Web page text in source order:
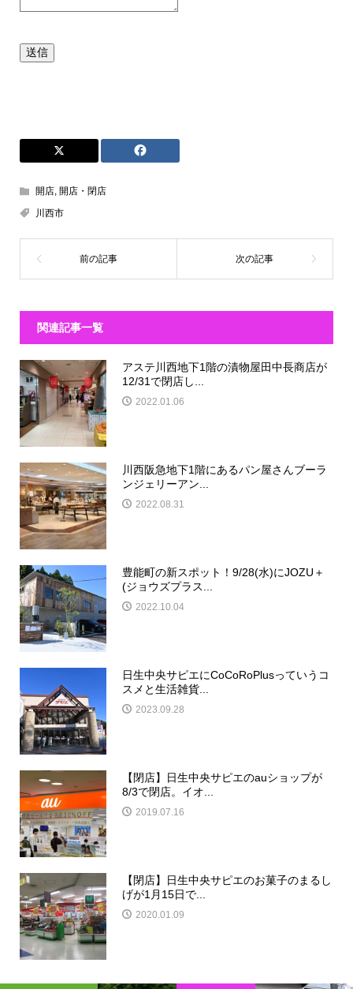
送信
開店, 開店・閉店
川西市
関連記事一覧
アステ川西地下1階の漬物屋田中長商店が
12/31で閉店し...
2022.01.06
川西阪急地下1階にあるパン屋さんブーラ
ンジェリーアン...
2022.08.31
豊能町の新スポット！9/28(水)にJOZU＋
(ジョウズプラス...
2022.10.04
日生中央サピエにCoCoRoPlusっていうコ
スメと生活雑貨...
2023.09.28
【閉店】日生中央サピエのauショップが
8/3で閉店。イオ...
2019.07.16
【閉店】日生中央サピエのお菓子のまるし
げが1月15日で...
2020.01.09